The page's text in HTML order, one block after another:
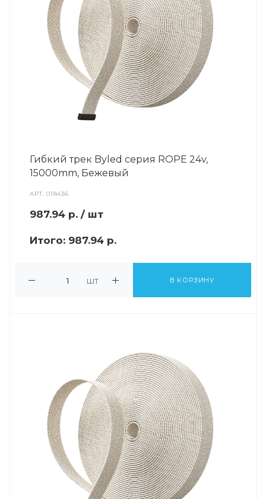
Гибкий трек Byled серия ROPE 24v,
15000mm, Бежевый
АРТ.018436
987.94 р. / шт
Итого: 987.94 р.
шт В КОРЗИНУ